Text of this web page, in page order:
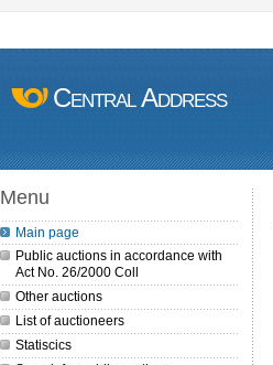
Central Address
Menu
Main page
Public auctions in accordance with
Act No. 26/2000 Coll
Other auctions
List of auctioneers
Statiscics